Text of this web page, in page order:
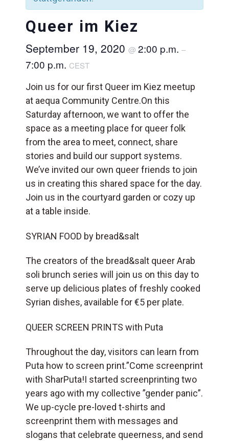
Queer im Kiez
September 19, 2020 @ 2:00 p.m. –
7:00 p.m. CEST
Join us for our first Queer im Kiez meetup
at aequa Community Centre.On this
Saturday afternoon, we want to offer the
space as a meeting place for queer folk
from the area to meet, connect, share
stories and build our support systems.
We’ve invited our own queer friends to join
us in creating this shared space for the day.
Join us in the courtyard garden or cozy up
at a table inside.
SYRIAN FOOD by bread&salt
The creators of the bread&salt queer Arab
soli brunch series will join us on this day to
serve up delicious plates of freshly cooked
Syrian dishes, available for €5 per plate.
QUEER SCREEN PRINTS with Puta
Throughout the day, visitors can learn from
Puta how to screen print.”Come screenprint
with SharPuta!I started screenprinting two
years ago with my collective ”gender panic”.
We up-cycle pre-loved t-shirts and
screenprint them with messages and
slogans that celebrate queerness, and send